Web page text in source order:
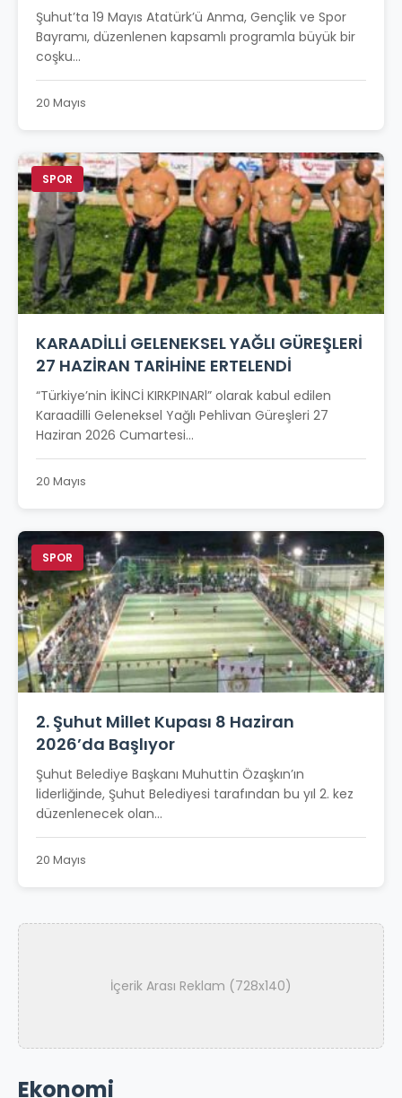
Şuhut’ta 19 Mayıs Atatürk’ü Anma, Gençlik ve Spor
Bayramı, düzenlenen kapsamlı programla büyük bir
coşku...
20 Mayıs
SPOR
KARAADİLLİ GELENEKSEL YAĞLI GÜREŞLERİ
27 HAZİRAN TARİHİNE ERTELENDİ
“Türkiye’nin İKİNCİ KIRKPINARl” olarak kabul edilen
Karaadilli Geleneksel Yağlı Pehlivan Güreşleri 27
Haziran 2026 Cumartesi...
20 Mayıs
SPOR
2. Şuhut Millet Kupası 8 Haziran
2026’da Başlıyor
Şuhut Belediye Başkanı Muhuttin Özaşkın’ın
liderliğinde, Şuhut Belediyesi tarafından bu yıl 2. kez
düzenlenecek olan...
20 Mayıs
İçerik Arası Reklam (728x140)
Ekonomi